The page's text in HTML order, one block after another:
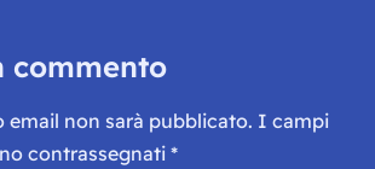
commento
non sarà pubblicato. I campi
contrassegnati*